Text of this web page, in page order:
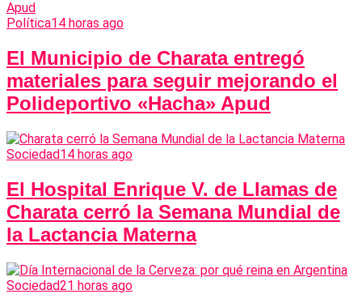
Política14 horas ago
El Municipio de Charata entregó
materiales para seguir mejorando el
Polideportivo «Hacha» Apud
Sociedad14 horas ago
El Hospital Enrique V. de Llamas de
Charata cerró la Semana Mundial de
la Lactancia Materna
Sociedad21 horas ago